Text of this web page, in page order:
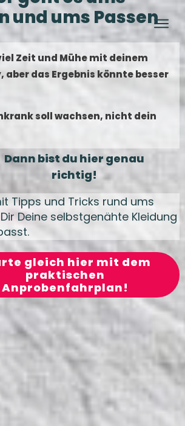
und ums Passen
Zeit und Mühe mit deinem
aber das Ergebnis könnte besser
soll wachsen, nicht dein
Dann bist du hier genau
richtig!
Tipps und Tricks rund ums
Deine selbstgenähte Kleidung
gleich hier mit dem
praktischen
Anprobenfahrplan!